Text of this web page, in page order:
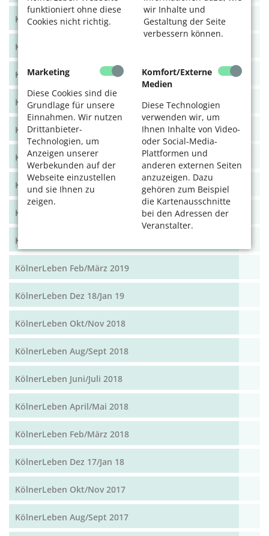
funktioniert ohne diese
Cookies nicht richtig.
wir Inhalte und
Gestaltung der Seite
verbessern können.
Marketing
Diese Cookies sind die
Grundlage für unsere
Einnahmen. Wir nutzen
Drittanbieter-
Technologien, um
Anzeigen unserer
Werbekunden auf der
Webseite einzustellen
und sie Ihnen zu
zeigen.
Komfort/Externe
Medien
Diese Technologien
verwenden wir, um
Ihnen Inhalte von Video-
oder Social-Media-
Plattformen und
anderen externen Seiten
anzuzeigen. Dazu
gehören zum Beispiel
die Kartenausschnitte
bei den Adressen der
Veranstalter.
KölnerLeben Aug/Sept 2020
KölnerLeben Juni/Juli 2020
KölnerLeben April/Mai 2020
KölnerLeben Feb/März 2020
KölnerLeben Dez 19/Jan 20
KölnerLeben Okt/Nov 19
KölnerLeben Aug/Sept 2019
KölnerLeben Juni/Juli 2019
KölnerLeben April/Mai 2019
KölnerLeben Feb/März 2019
KölnerLeben Dez 18/Jan 19
KölnerLeben Okt/Nov 2018
KölnerLeben Aug/Sept 2018
KölnerLeben Juni/Juli 2018
KölnerLeben April/Mai 2018
KölnerLeben Feb/März 2018
KölnerLeben Dez 17/Jan 18
KölnerLeben Okt/Nov 2017
KölnerLeben Aug/Sept 2017